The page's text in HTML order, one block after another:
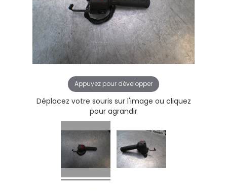
Appuyez pour développer
Déplacez votre souris sur l'image ou cliquez
pour agrandir